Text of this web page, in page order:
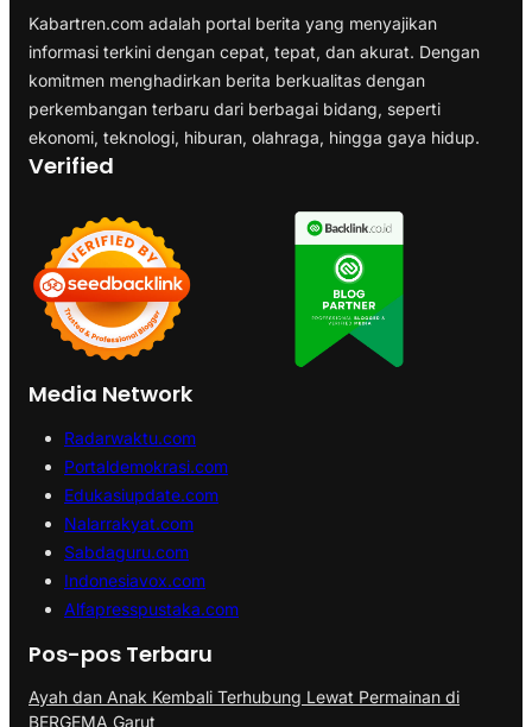
Kabartren.com adalah portal berita yang menyajikan
informasi terkini dengan cepat, tepat, dan akurat. Dengan
komitmen menghadirkan berita berkualitas dengan
perkembangan terbaru dari berbagai bidang, seperti
ekonomi, teknologi, hiburan, olahraga, hingga gaya hidup.
Verified
Media Network
Radarwaktu.com
Portaldemokrasi.com
Edukasiupdate.com
Nalarrakyat.com
Sabdaguru.com
Indonesiavox.com
Alfapresspustaka.com
Pos-pos Terbaru
Ayah dan Anak Kembali Terhubung Lewat Permainan di
BERGEMA Garut